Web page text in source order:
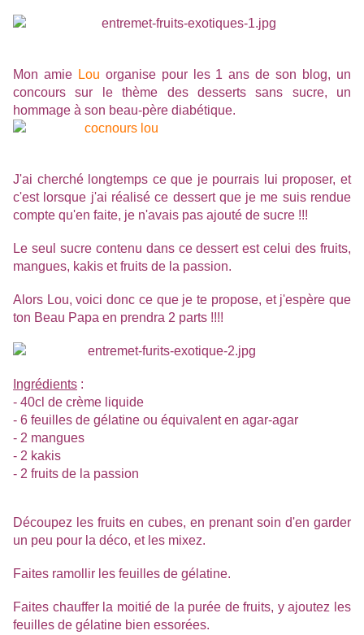
Mon amie Lou organise pour les 1 ans de son blog, un
concours sur le thème des desserts sans sucre, un
hommage à son beau-père diabétique.
J'ai cherché longtemps ce que je pourrais lui proposer, et
c'est lorsque j'ai réalisé ce dessert que je me suis rendue
compte qu'en faite, je n'avais pas ajouté de sucre !!!
Le seul sucre contenu dans ce dessert est celui des fruits,
mangues, kakis et fruits de la passion.
Alors Lou, voici donc ce que je te propose, et j'espère que
ton Beau Papa en prendra 2 parts !!!!
Ingrédients :
- 40cl de crème liquide
- 6 feuilles de gélatine ou équivalent en agar-agar
- 2 mangues
- 2 kakis
- 2 fruits de la passion
Découpez les fruits en cubes, en prenant soin d'en garder
un peu pour la déco, et les mixez.
Faites ramollir les feuilles de gélatine.
Faites chauffer la moitié de la purée de fruits, y ajoutez les
feuilles de gélatine bien essorées.